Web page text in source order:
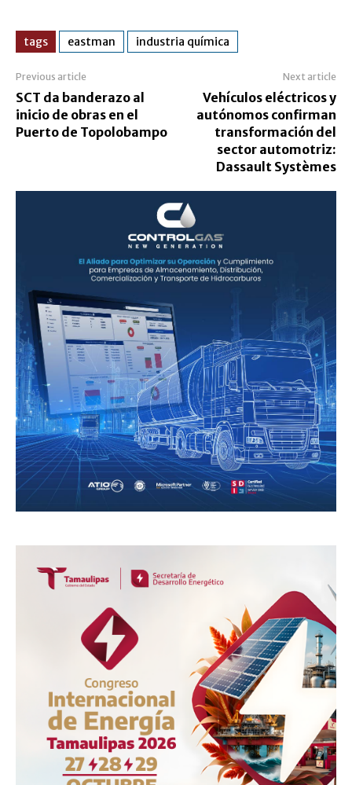
tags eastman industria química
Previous article
SCT da banderazo al
inicio de obras en el
Puerto de Topolobampo
Next article
Vehículos eléctricos y
autónomos confirman
transformación del
sector automotriz:
Dassault Systèmes